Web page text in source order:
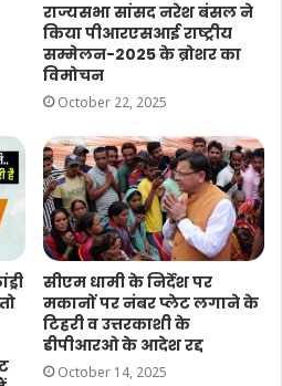
राज्यसभा सांसद नरेश बंसल ने
किया पीआरएसआई राष्ट्रीय
सम्मेलन-2025 के ब्रोशर का
विमोचन
October 22, 2025
सीएम धामी के निर्देश पर
मकानों पर नंबर प्लेट लगाने के
टिहरी व उत्तरकाशी के
डीपीआरओ के आदेश रद्द
October 14, 2025